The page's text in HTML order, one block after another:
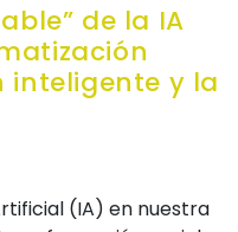
de la IA
inteligente y la
(IA) en nuestra